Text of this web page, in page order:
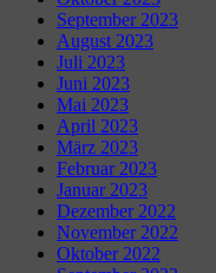
September 2023
August 2023
Juli 2023
Juni 2023
Mai 2023
April 2023
März 2023
Februar 2023
Januar 2023
Dezember 2022
November 2022
Oktober 2022